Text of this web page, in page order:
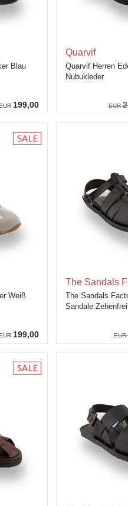
199,00
Blau
EUR
Quarvif
Quarvif Herren
Nubukleder
199,00
Weiß
EUR
The Sandals
The Sandals
Sandale